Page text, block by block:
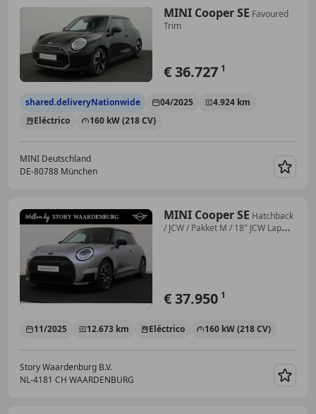
MINI Cooper SE Favoured
Trim
€ 36.727 1
shared.deliveryNationwide 04/2025
4.924 km
Eléctrico
160 kW (218 CV)
MINI Deutschland
DE-80788 München
MINI Cooper SE Hatchback
/ JCW / Pakket M / 18" JCW Lap
€ 37.950 1
11/2025 12.673 km Eléctrico 160 kW (218 CV)
Story Waardenburg B.V.
NL-4181 CH WAARDENBURG